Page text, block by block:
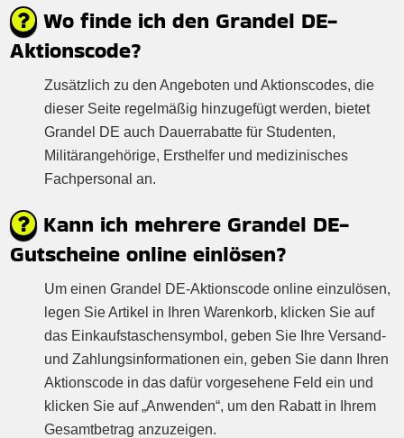
Wo finde ich den Grandel DE-
Aktionscode?
Zusätzlich zu den Angeboten und Aktionscodes, die
dieser Seite regelmäßig hinzugefügt werden, bietet
Grandel DE auch Dauerrabatte für Studenten,
Militärangehörige, Ersthelfer und medizinisches
Fachpersonal an.
Kann ich mehrere Grandel DE-
Gutscheine online einlösen?
Um einen Grandel DE-Aktionscode online einzulösen,
legen Sie Artikel in Ihren Warenkorb, klicken Sie auf
das Einkaufstaschensymbol, geben Sie Ihre Versand-
und Zahlungsinformationen ein, geben Sie dann Ihren
Aktionscode in das dafür vorgesehene Feld ein und
klicken Sie auf „Anwenden“, um den Rabatt in Ihrem
Gesamtbetrag anzuzeigen.